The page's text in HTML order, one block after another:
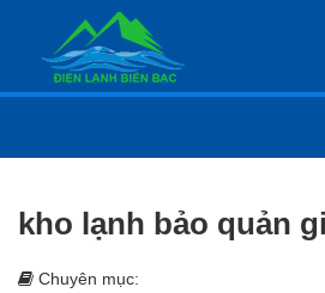
kho lạnh bảo quản
Chuyên mục: